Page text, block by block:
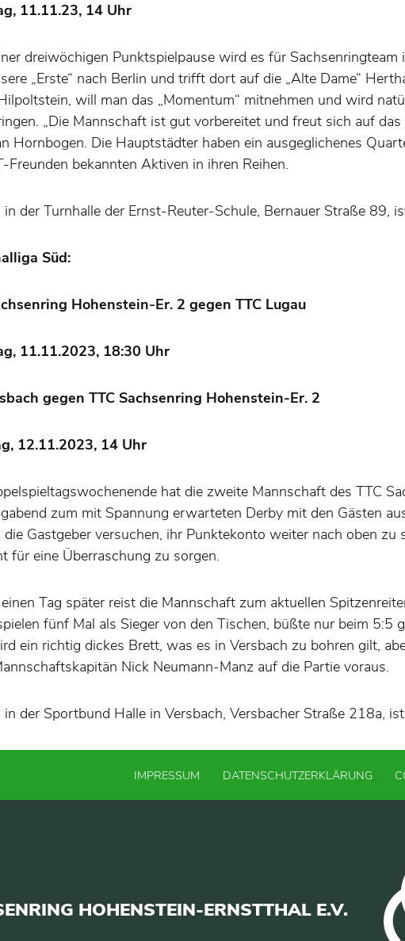
11.11.23, 14 Uhr
dreiwöchigen Punktspielpause wird es für
„Erste“ nach Berlin und trifft dort auf die „Alte Dame“
will man das „Momentum“ mitnehmen und wird
„Die Mannschaft ist gut vorbereitet und freut sich auf
Hornbogen. Die Hauptstädter haben ein ausgeglichenes
Freunden bekannten Aktiven in ihren Reihen.
in der Turnhalle der Ernst-Reuter-Schule, Bernauer Straße 89,
Süd:
Hohenstein-Er. 2 gegen TTC Lugau
11.11.2023, 18:30 Uhr
gegen TTC Sachsenring Hohenstein-Er. 2
12.11.2023, 14 Uhr
hat die zweite Mannschaft des TTC
zum mit Spannung erwarteten Derby mit den Gästen
Gastgeber versuchen, ihr Punktekonto weiter nach oben zu
für eine Überraschung zu sorgen.
Tag später reist die Mannschaft zum aktuellen
fünf Mal als Sieger von den Tischen, büßte nur beim 5:5
ein richtig dickes Brett, was es in Versbach zu bohren gilt,
Nick Neumann-Manz auf die Partie voraus.
in der Sportbund Halle in Versbach, Versbacher Straße 218a,
IMPRESSUM DATENSCHUTZERKLÄRUNG
HOHENSTEIN-ERNSTTHAL E.V.